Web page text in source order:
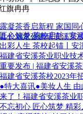
旗冉冉
露凝茶香启新程 家国
县长刘永强调研安溪茶
鉴定公告
匠心筑梦 茶校启航 | 安
出彩人生 茶校起锚丨安
福建省安溪茶业职业技
重要发布 | 福建省安溪
福建省安溪茶校2023年
●特大喜讯●美妆人生 由
来了！福建省安溪茶业
不忘初心 匠心筑梦 精